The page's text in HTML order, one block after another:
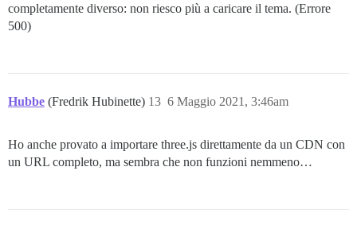
completamente diverso: non riesco più a caricare il tema. (Errore
500)
Hubbe (Fredrik Hubinette) 6 Maggio 2021, 3:46am
13
Ho anche provato a importare three.js direttamente da un CDN con
un URL completo, ma sembra che non funzioni nemmeno…